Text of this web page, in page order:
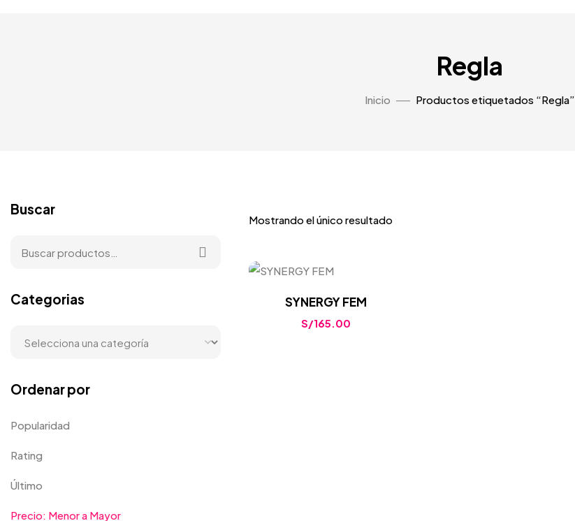
Regla
Inicio Productos etiquetados “Regla”
Mostrando el único resultado
SYNERGY FEM
S/165.00
Buscar
Categorias
Ordenar por
Popularidad
Rating
Último
Precio: Menor a Mayor